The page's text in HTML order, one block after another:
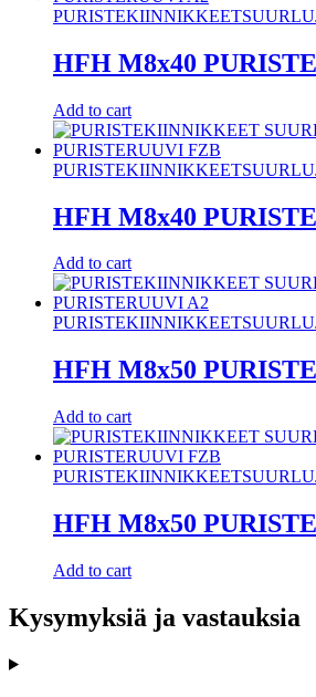
PURISTEKIINNIKKEET
HFH M8x40
Add to cart
PURISTEKIINNIKKEET
HFH M8x40
Add to cart
PURISTEKIINNIKKEET
HFH M8x50
Add to cart
PURISTEKIINNIKKEET
HFH M8x50
Add to cart
Kysymyksiä ja vastauksia